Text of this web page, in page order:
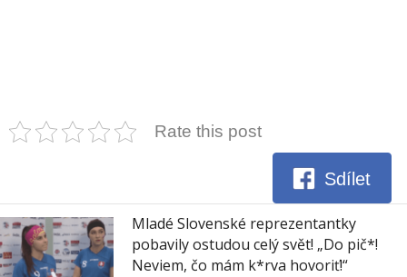
Rate this post
Sdílet
Mladé Slovenské reprezentantky
pobavily ostudou celý svět! „Do pič*!
Neviem, čo mám k*rva hovoriť!“